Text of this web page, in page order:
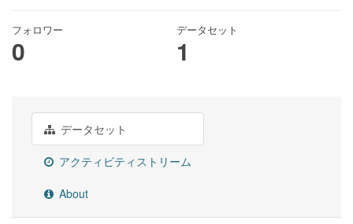
フォロワー
0
データセット
1
データセット
アクティビティストリーム
About